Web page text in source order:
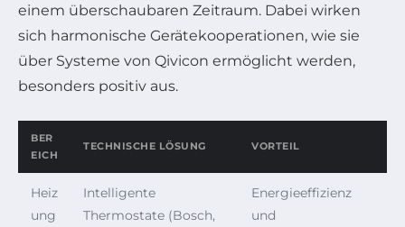
einem überschaubaren Zeitraum. Dabei wirken
sich harmonische Gerätekooperationen, wie sie
über Systeme von Qivicon ermöglicht werden,
besonders positiv aus.
BER
EICH
TECHNISCHE LÖSUNG VORTEIL
Heiz
ung
Intelligente
Thermostate (Bosch,
Energieeffizienz
und